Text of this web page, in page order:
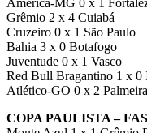
Grêmio 2 x 4 Cuiabá
Cruzeiro 0 x 1 São Paulo
Bahia 3 x 0 Botafogo
Juventude 0 x 1 Vasco
Red Bull Bragantino 1 x 0
Atlético-GO 0 x 2
COPA PAULISTA –